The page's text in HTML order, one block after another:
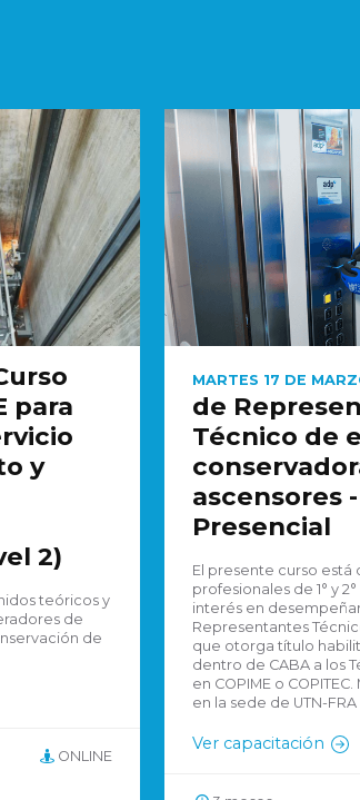
para
y
2)
teóricos y
de
de
ONLINE
MARTES 17 DE
de
Técnico de
ascensores
Presencial
El presente curso
profesionales de 1° y
interés en
Representantes
que otorga título
dentro de CABA a los
en COPIME o
en la sede de UTN-
Ver capacitación